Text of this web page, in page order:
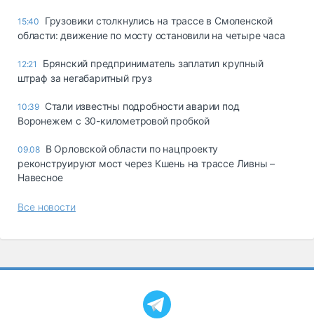
15:40
Грузовики столкнулись на трассе в Смоленской
области: движение по мосту остановили на четыре часа
12:21
Брянский предприниматель заплатил крупный
штраф за негабаритный груз
10:39 Стали известны подробности аварии под
Воронежем с 30-километровой пробкой
09.08 В Орловской области по нацпроекту
реконструируют мост через Кшень на трассе Ливны –
Навесное
Все новости